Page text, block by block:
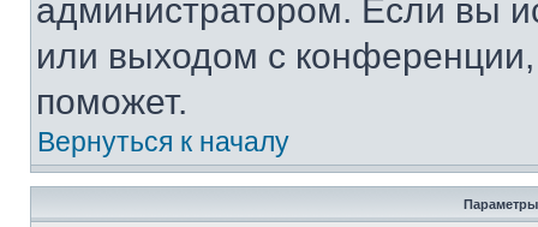
администратором. Если вы
или выходом с
поможет.
Вернуться к началу
Параметры